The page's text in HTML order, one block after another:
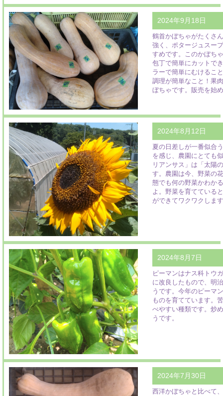
2024年9月18日
鶴首かぼちゃがたくさ
強く、ポタージュスー
すめです。このかぼち
包丁で簡単にカットで
ラーで簡単にむけるこ
調理が簡単なこと！果
ぼちゃです。販売を始
2024年8月12日
夏の日差しが一番似合
を感じ、農園にとても
リアンサス」は「太陽
す。農園は今、野菜の
態でも何の野菜かわか
よ。野菜を育てている
ができてワクワクしま
2024年8月7日
ピーマンはナス科トウ
に改良したもので、明
うです。今年のピーマ
ものを育てています。
べやすい種類です。炒
うです。
2024年7月30日
西洋かぼちゃと比べて